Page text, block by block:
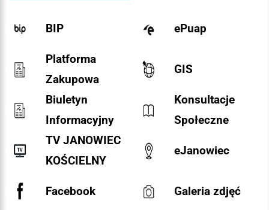
BIP ePuap
Platforma
Zakupowa
GIS
Biuletyn
Informacyjny
Konsultacje
Społeczne
TV JANOWIEC
KOŚCIELNY
eJanowiec
Facebook Galeria zdjęć